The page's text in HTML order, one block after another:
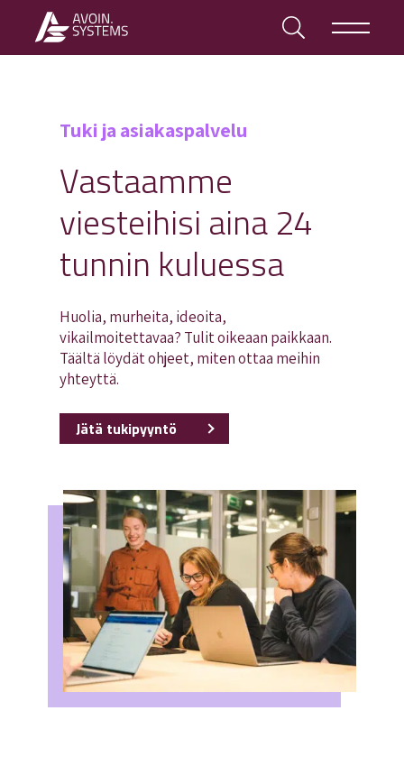
Tuki ja asiakaspalvelu
Vastaamme
viesteihisi aina 24
tunnin kuluessa
Huolia, murheita, ideoita,
vikailmoitettavaa? Tulit oikeaan paikkaan.
Täältä löydät ohjeet, miten ottaa meihin
yhteyttä.
Jätä tukipyyntö